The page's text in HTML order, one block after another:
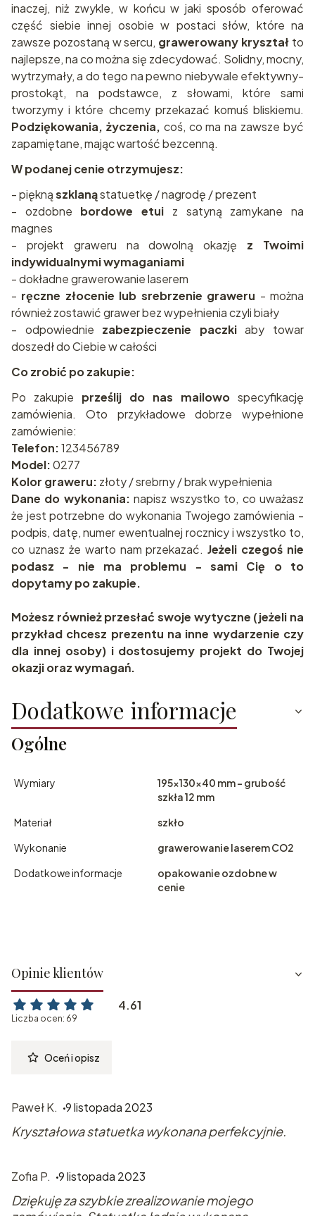
inaczej, niż zwykle, w końcu w jaki sposób oferować
część siebie innej osobie w postaci słów, które na
zawsze pozostaną w sercu, grawerowany kryształ to
najlepsze, na co można się zdecydować. Solidny, mocny,
wytrzymały, a do tego na pewno niebywale efektywny-
prostokąt, na podstawce, z słowami, które sami
tworzymy i które chcemy przekazać komuś bliskiemu.
Podziękowania, życzenia, coś, co ma na zawsze być
zapamiętane, mając wartość bezcenną.
W podanej cenie otrzymujesz:
- pięknąszklanąstatuetkę / nagrodę / prezent
- ozdobne bordowe etui z satyną zamykane na
magnes
- projekt graweru na dowolną okazję z Twoimi
indywidualnymi wymaganiami
- dokładne grawerowanie laserem
- ręczne złocenie lub srebrzenie graweru - można
również zostawić grawer bez wypełnienia czyli biały
- odpowiednie zabezpieczenie paczkiaby towar
doszedł do Ciebie w całości
Co zrobić po zakupie:
Po zakupie prześlij do nas mailowo specyfikację
zamówienia. Oto przykładowe dobrze wypełnione
zamówienie:
Telefon:123456789
Model:0277
Kolor graweru: złoty / srebrny / brak wypełnienia
Dane do wykonania: napisz wszystko to, co uważasz
że jest potrzebne do wykonania Twojego zamówienia -
podpis, datę, numer ewentualnej rocznicy i wszystko to,
co uznasz że warto nam przekazać.Jeżeli czegoś nie
podasz - nie ma problemu - sami Cię o to
dopytamy po zakupie.
Możesz również przesłać swoje wytyczne (jeżeli na
przykład chcesz prezentu na inne wydarzenie czy
dla innej osoby) i dostosujemy projekt do Twojej
okazji oraz wymagań.
Dodatkowe informacje
Ogólne
Wymiary
195x130x40 mm - grubość
szkła 12 mm
Materiał
szkło
Wykonanie
grawerowanie laserem CO2
Dodatkowe informacje
opakowanie ozdobne w
cenie
Opinie klientów
4.61
Liczba ocen: 69
Oceń i opisz
Paweł K. 9 listopada 2023
Kryształowa statuetka wykonana perfekcyjnie.
Zofia P. 9 listopada 2023
Dziękuję za szybkie zrealizowanie mojego